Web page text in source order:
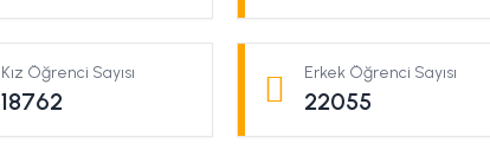
Kız Öğrenci Sayısı
18762
Erkek Öğrenci Sayısı
22055